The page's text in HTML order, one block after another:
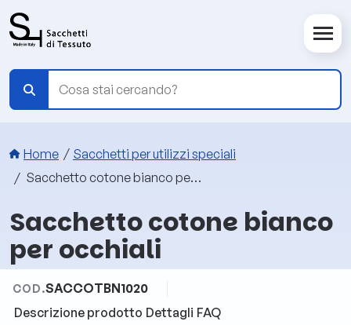
Briciole di pane
Home
Sacchetti per utilizzi speciali
Sacchetto cotone bianco per occhiali
Sacchetto cotone bianco
per occhiali
COD.SACCOTBN1020
Descrizione prodotto Dettagli FAQ